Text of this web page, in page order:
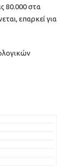
80.000 στα
επαρκεί για